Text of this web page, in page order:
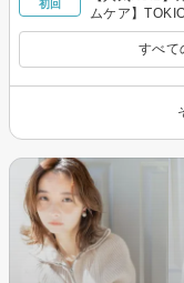
初回
ムケア】
すべて